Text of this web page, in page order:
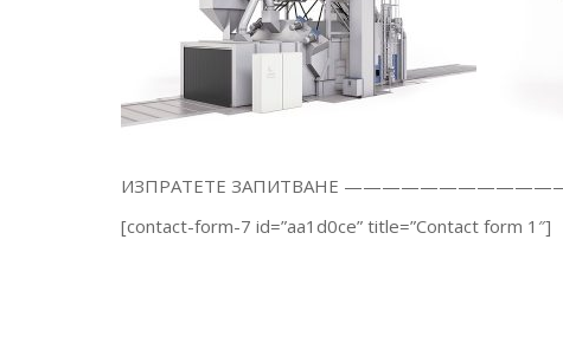
ИЗПРАТЕТЕ ЗАПИТВАНЕ
[contact-form-7 id=”aa1d0ce” title=”Contact form 1″]